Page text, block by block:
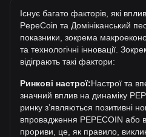
Найвища ціна 1 PEPECOIN у
RD$440.34. Ще невідомо, чи
PEPECOIN у DOP поточний
Яка динаміка цін PepeCoin
За останні 7 днів обмінний
виріс на 10.49%. За останній
PepeCoin (PEPECOIN) зріс на
валюти: Домініканський песо
Існує багато факторів, які
PepeCoin та Домініканський
показники, зокрема
та технологічні інновації.
відіграють такі фактори:
Ринкові настрої:Настрої та
значний вплив на динаміку
ринку зʼявляються позитивні
впровадження PEPECOIN або
прориви, це, як правило,